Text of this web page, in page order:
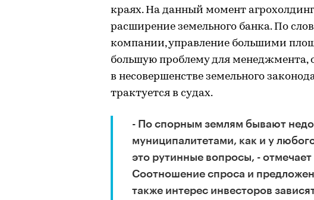
краях. На данный момент
расширение земельного банка. По
компании, управление большими
большую проблему для менеджмента,
в несовершенстве земельного
трактуется в судах.
- По спорным землям бывают
муниципалитетами, как и у
это рутинные вопросы, -
Соотношение спроса и
также интерес инвесторов